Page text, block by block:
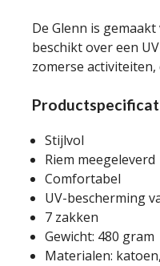
De Glenn is
beschikt over een
zomerse activiteiten,
Stijlvol
Riem meegeleverd
Comfortabel
UV-bescherming
7 zakken
Gewicht: 480 gram
Materialen: